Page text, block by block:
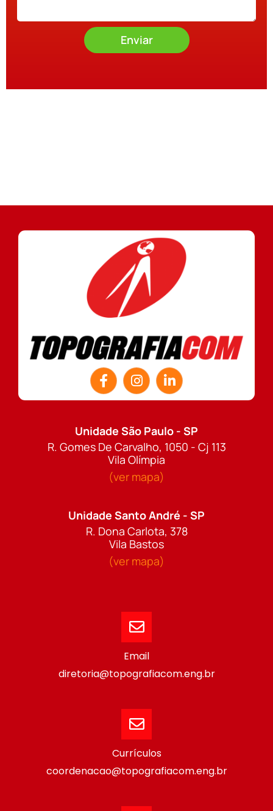
Enviar
Unidade São Paulo - SP
R. Gomes De Carvalho, 1050 - Cj 113
Vila Olímpia
(ver mapa)
Unidade Santo André - SP
R. Dona Carlota, 378
Vila Bastos
(ver mapa)
Email
diretoria@topografiacom.eng.br
Currículos
coordenacao@topografiacom.eng.br